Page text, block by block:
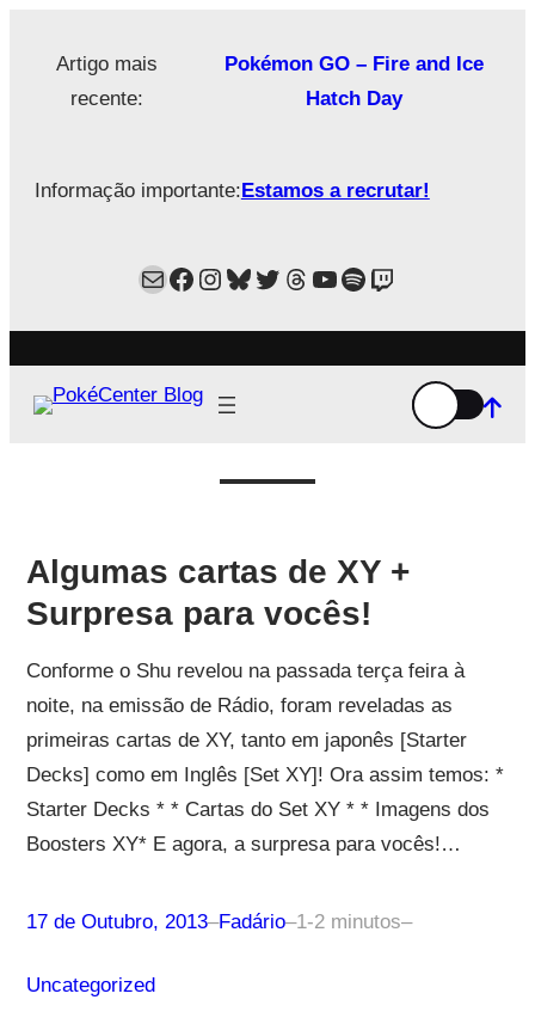
Artigo mais
recente:
Pokémon GO – Fire and Ice
Hatch Day
Informação importante:Estamos a recrutar!
MailFacebook
Instagram
Bluesky
Twitter
Estamos no Threads!
YouTube
Spotify
Twitch
Algumas cartas de XY +
Surpresa para vocês!
Conforme o Shu revelou na passada terça feira à
noite, na emissão de Rádio, foram reveladas as
primeiras cartas de XY, tanto em japonês [Starter
Decks] como em Inglês [Set XY]! Ora assim temos: *
Starter Decks * * Cartas do Set XY * * Imagens dos
Boosters XY* E agora, a surpresa para vocês!…
17 de Outubro, 2013–Fadário–1-2 minutos–
Uncategorized